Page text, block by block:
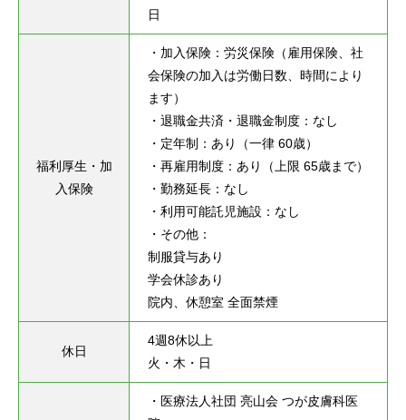
日
福利厚生・加
入保険
・加入保険：労災保険（雇用保険、社
会保険の加入は労働日数、時間により
ます）
・退職金共済・退職金制度：なし
・定年制：あり（一律 60歳）
・再雇用制度：あり（上限 65歳まで）
・勤務延長：なし
・利用可能託児施設：なし
・その他：
制服貸与あり
学会休診あり
院内、休憩室 全面禁煙
休日
4週8休以上
火・木・日
・医療法人社団 亮山会 つが皮膚科医